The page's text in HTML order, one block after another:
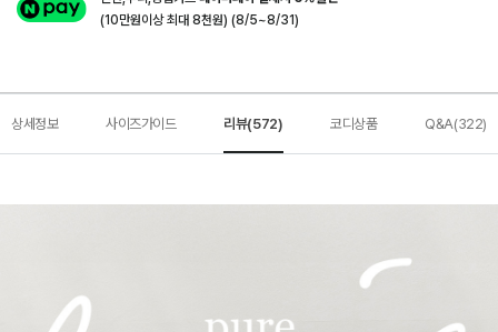
(10만원이상 최대 8천원) (8/5~8/31)
상세정보 사이즈가이드 리뷰(572) 코디상품 Q&A(322)